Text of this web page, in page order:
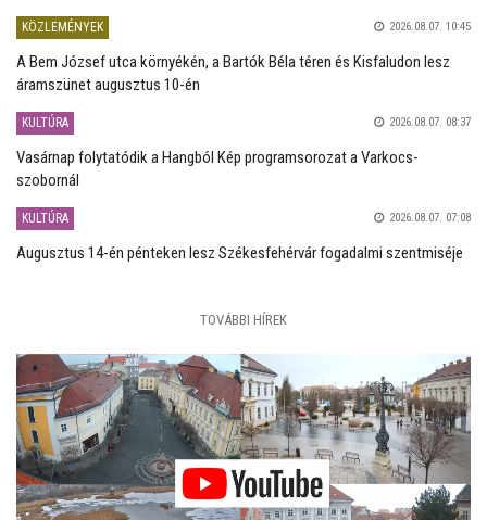
KÖZLEMÉNYEK 2026.08.07. 10:45
A Bem József utca környékén, a Bartók Béla téren és Kisfaludon lesz
áramszünet augusztus 10-én
KULTÚRA 2026.08.07. 08:37
Vasárnap folytatódik a Hangból Kép programsorozat a Varkocs-
szobornál
KULTÚRA 2026.08.07. 07:08
Augusztus 14-én pénteken lesz Székesfehérvár fogadalmi szentmiséje
TOVÁBBI HÍREK